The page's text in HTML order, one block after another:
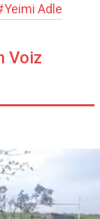
Yeimi Adle
Voiz